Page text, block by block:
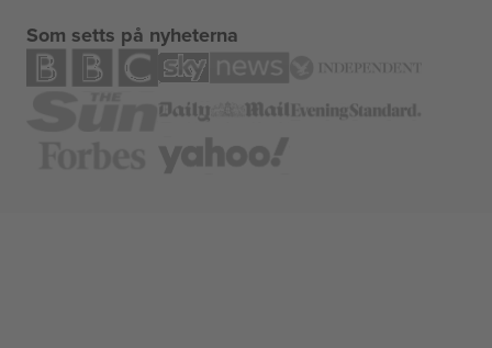
Som setts på nyheterna